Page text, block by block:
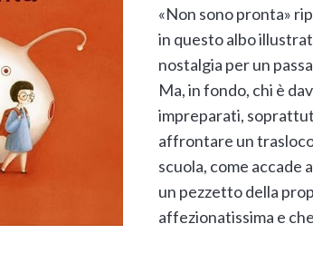
«Non sono pronta»
in questo albo
nostalgia per un
Ma, in fondo, chi è
impreparati,
affrontare un
scuola, come accade
un pezzetto della
affezionatissima e